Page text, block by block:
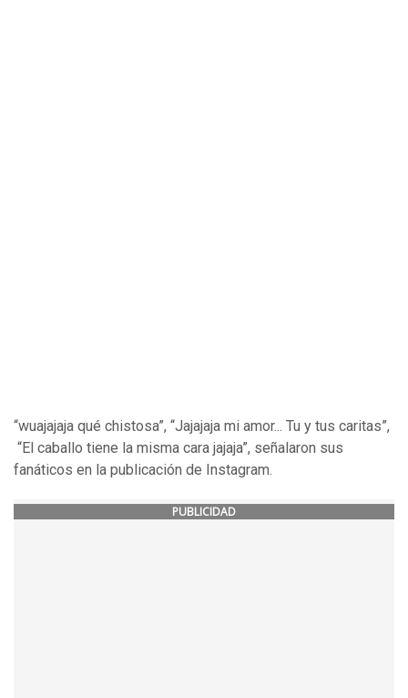
“wuajajaja qué chistosa”, “Jajajaja mi amor... Tu y tus caritas”,
“El caballo tiene la misma cara jajaja”, señalaron sus
fanáticos en la publicación de Instagram.
PUBLICIDAD